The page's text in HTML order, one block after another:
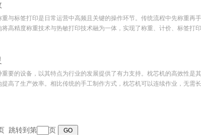
与标签打印是日常运营中高频且关键的操作环节。传统流程中先称重再
高精度称重技术与热敏打印技术融为一体，实现了称重、计价、标签打
要的设备，以其特点为行业的发展提供了有力支持。枕芯机的高效性是
高了生产效率。相比传统的手工制作方式，枕芯机可以连续作业，无需
跳转到第 页